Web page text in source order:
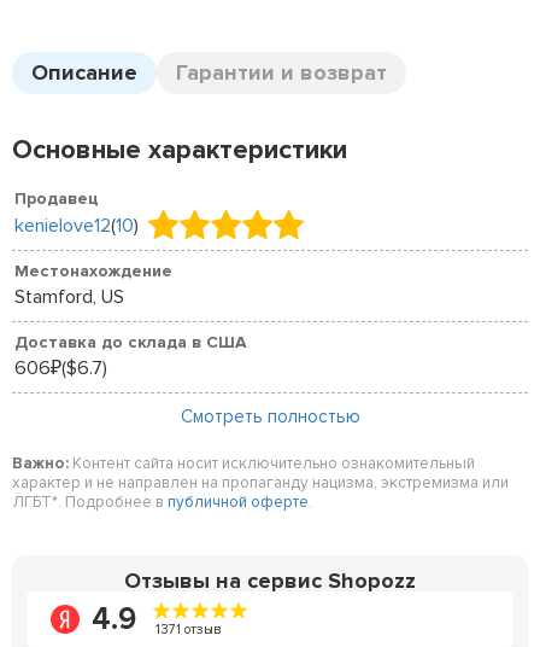
Описание Гарантии и возврат
Основные характеристики
Продавец
kenielove12(10)
Местонахождение
Stamford, US
Доставка до склада в США
606₽($6.7)
Смотреть полностью
Важно: Контент сайта носит исключительно ознакомительный
характер и не направлен на пропаганду нацизма, экстремизма или
ЛГБТ*. Подробнее в публичной оферте.
Отзывы на сервис Shopozz
4.9 1371 отзыв